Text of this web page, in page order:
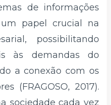
de informações
papel crucial na
possibilitando
às demandas do
a conexão com os
(FRAGOSO, 2017).
sociedade cada vez